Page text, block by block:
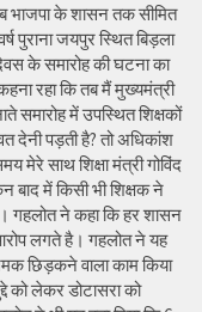
भाजपा के शासन तक सीमित
जयपुर स्थित बिड़ला
के समारोह की घटना का
रहा कि तब मैं मुख्यमंत्री
समारोह में उपस्थित शिक्षकों
देनी पड़ती है? तो अधिकांश
मेरे साथ शिक्षा मंत्री गोविंद
बाद में किसी भी शिक्षक ने
गहलोत ने कहा कि हर शासन
लगते है। गहलोत ने यह
छिड़कने वाला काम किया
लेकर डोटासरा को